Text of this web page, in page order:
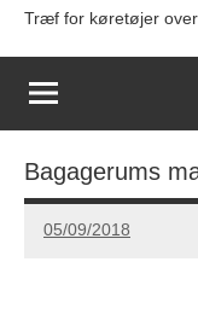
Træf for køretøjer
Bagagerums
05/09/2018
Carsten